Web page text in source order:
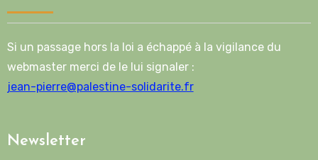
Si un passage hors la loi a échappé à la vigilance du
webmaster merci de le lui signaler :
jean-pierre@palestine-solidarite.fr
Newsletter